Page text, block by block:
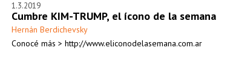
1.3.2019
Cumbre KIM-TRUMP, el ícono de la semana
Hernán Berdichevsky
Conocé más > http://www.eliconodelasemana.com.ar